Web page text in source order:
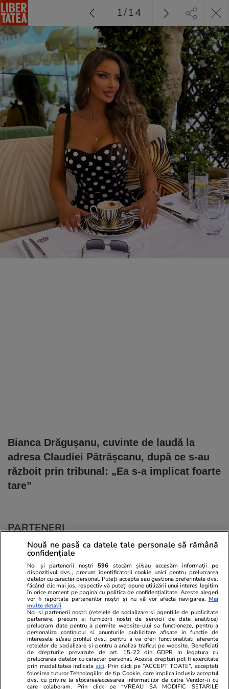
Bianca Drăgușanu, cuvinte de laudă la
adresa Claudiei Pătrășcanu, după ce s-au
războit prin tribunal: „Ea s-a implicat foarte
tare”
1/14
PARTENERI
Viva.ro
"Nici acum nu îi știu bine. Nu îi știu familia".
A tăcut luni întregi, dar acum Gina Matache a
Unica.ro
Nu și ei! S-au
căsnicie! Cei doi
Nouă ne pasă ca datele tale personale să rămână
confidențiale
Noi și partenerii noștri 596 stocăm și/sau accesăm informații pe
dispozitivul dvs., precum identificatorii cookie unici pentru prelucrarea
datelor cu caracter personal. Puteți accepta sau gestiona preferințele dvs.
făcând clic mai jos, respectiv vă puteți opune utilizării unui interes legitim
în orice moment pe pagina cu politica de confidențialitate. Aceste alegeri
vor fi raportate partenerilor noștri și nu vă vor afecta navigarea. Mai
multe detalii
Noi si partenerii nostri (retelele de socializare si agentiile de publicitate
partenere, precum si furnizorii nostri de servicii de date analitice)
prelucram date pentru a permite website-ului sa functioneze, pentru a
personaliza continutul si anunturile publicitare afisate in functie de
interesele si/sau profilul dvs., pentru a va oferi functionalitati aferente
retelelor de socializare si pentru a analiza traficul pe website. Beneficiati
de drepturile prevazute de art. 15-22 din GDPR in legatura cu
prelucrarea datelor cu caracter personal. Aceste drepturi pot fi exercitate
prin modalitatea indicataaici. Prin click pe “ACCEPT TOATE”, acceptati
folosirea tuturor Tehnologiilor de tip Cookie, care implica inclusiv acceptul
dvs. cu privire la stocarea/accesarea informatiilor de catre Vendor-ii cu
care colaboram. Prin click pe “VREAU SA MODIFIC SETARILE